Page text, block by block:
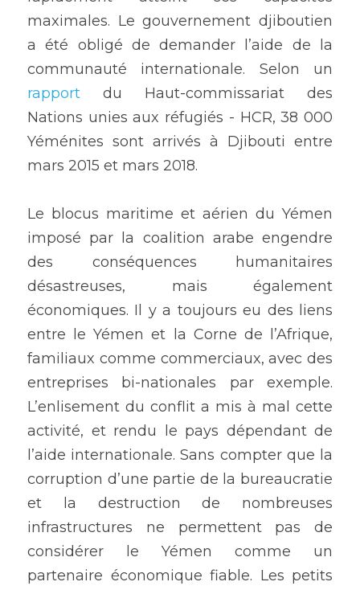
maximales. Le gouvernement djiboutien
a été obligé de demander l’aide de la
communauté internationale. Selon un
rapport du Haut-commissariat des
Nations unies aux réfugiés - HCR, 38 000
Yéménites sont arrivés à Djibouti entre
mars 2015 et mars 2018.
Le blocus maritime et aérien du Yémen
imposé par la coalition arabe engendre
des conséquences humanitaires
désastreuses, mais également
économiques. Il y a toujours eu des liens
entre le Yémen et la Corne de l’Afrique,
familiaux comme commerciaux, avec des
entreprises bi-nationales par exemple.
L’enlisement du conflit a mis à mal cette
activité, et rendu le pays dépendant de
l’aide internationale. Sans compter que la
corruption d’une partie de la bureaucratie
et la destruction de nombreuses
infrastructures ne permettent pas de
considérer le Yémen comme un
partenaire économique fiable. Les petits